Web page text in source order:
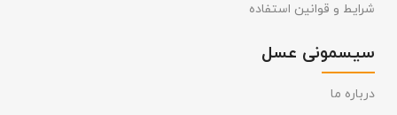
شرایط و قوانین استفاده
سیسمونی عسل
درباره ما